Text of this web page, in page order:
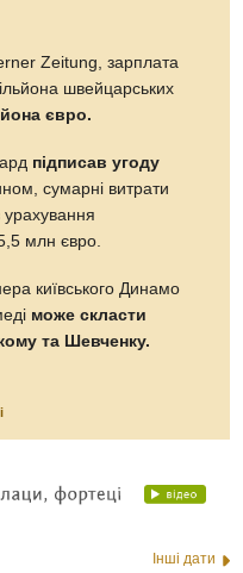
Zeitung, зарплата
швейцарських
євро.
підписав угоду
сумарні витрати
млн євро.
київського Динамо
може скласти
та Шевченку.
Інші дати